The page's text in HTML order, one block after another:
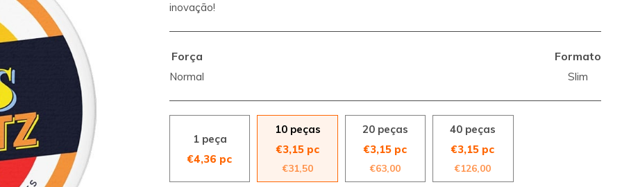
inovação!
Força
Normal
Formato
Slim
1 peça
€4,36 pc
10 peças
€3,15 pc
€31,50
20 peças
€3,15 pc
€63,00
40 peças
€3,15 pc
€126,00